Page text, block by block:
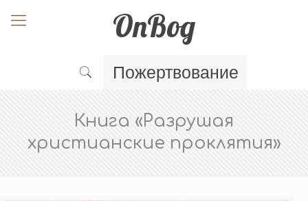
OnBog
Пожертвование
Книга «Разрушая
христианские проклятия»